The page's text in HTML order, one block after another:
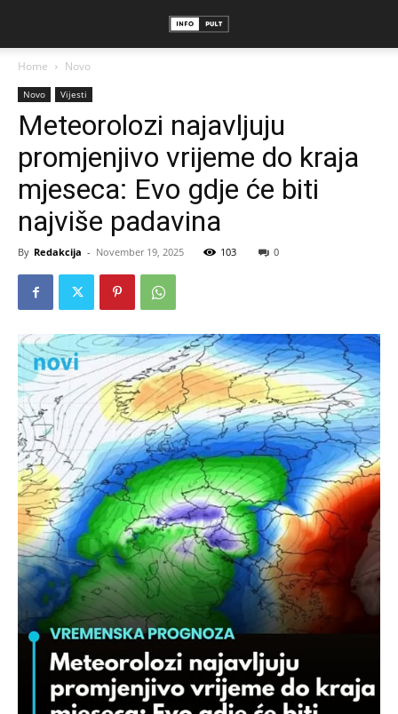
Home Novo
Novo Vijesti
Meteorolozi najavljuju
promjenjivo vrijeme do kraja
mjeseca: Evo gdje će biti
najviše padavina
By Redakcija - November 19, 2025 103 0